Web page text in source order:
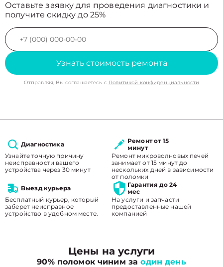
Оставьте заявку для проведения диагностики и
получите скидку до 25%
Узнать стоимость ремонта
Отправляя, Вы соглашаетесь с Политикой конфиденциальности
Диагностика
Узнайте точную причину
неисправности вашего
устройства через 30 минут
Ремонт от 15
минут
Ремонт микроволновых печей
занимает от 15 минут до
нескольких дней в зависимости
от поломки
Выезд курьера
Бесплатный курьер, который
заберет неисправное
устройство в удобном месте.
Гарантия до 24
мес
На услуги и запчасти
предоставленные нашей
компанией
Цены на услуги
90% поломок чиним заодин день